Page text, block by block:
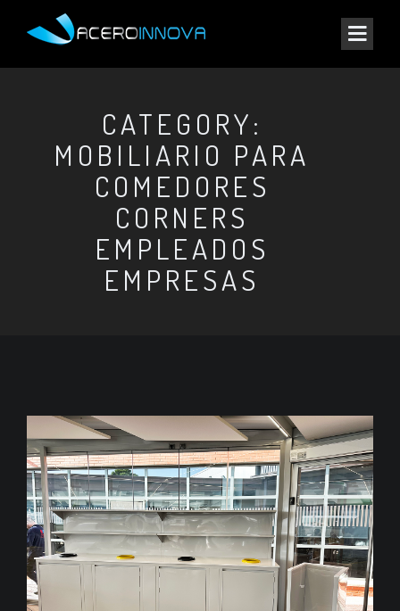
CATEGORY:
MOBILIARIO PARA
COMEDORES
CORNERS
EMPLEADOS
EMPRESAS